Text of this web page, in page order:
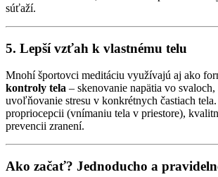
súťaží.
5. Lepší vzťah k vlastnému telu
Mnohí športovci meditáciu využívajú aj ako
kontroly tela – skenovanie napätia vo
uvoľňovanie stresu v konkrétnych častiach
propriocepcii (vnímaniu tela v priestore),
prevencii zranení.
Ako začať? Jednoducho a